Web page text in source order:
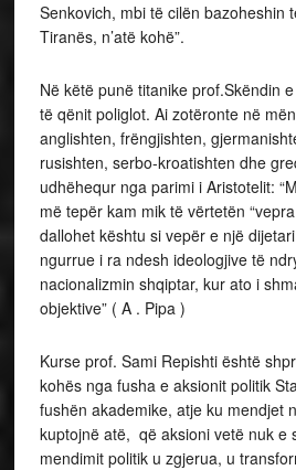
Senkovich, mbi të cilën bazoheshin
Tiranës, n’atë kohë”.
Në këtë punë titanike prof.Skëndin
të qënit poliglot. Ai zotëronte në
anglishten, frëngjishten,
rusishten, serbo-kroatishten dhe
udhëhequr nga parimi i Aristotelit:
më tepër kam mik të vërtetën
dallohet kështu si vepër e një
ngurrue i ra ndesh ideologjive të
nacionalizmin shqiptar, kur ato i
objektive” ( A . Pipa )
Kurse prof. Sami Repishti është
kohës nga fusha e aksionit politik
fushën akademike, atje ku mendjet
kuptojnë atë, që aksioni vetë nuk e
mendimit politik u zgjerua, u